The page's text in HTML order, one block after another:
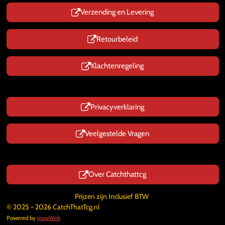
Verzending en Levering
Retourbeleid
Klachtenregeling
Privacyverklaring
Veelgestelde Vragen
Over Catchthattcg
Prijzen zijn Inclusief BTW
© 2025 - 2026 CatchThatTcg.nl
Powered by JouwWeb